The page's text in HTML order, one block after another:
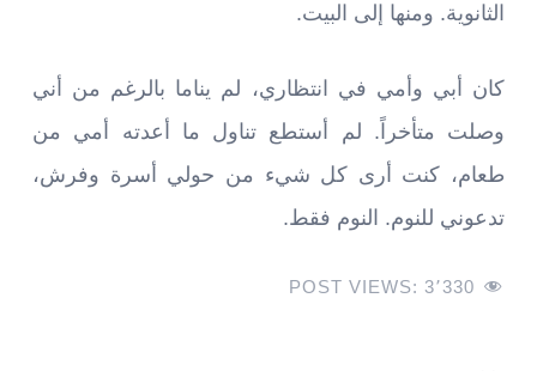
الثانوية. ومنها إلى البيت.
كان أبي وأمي في انتظاري، لم يناما بالرغم من أني
وصلت متأخراً. لم أستطع تناول ما أعدته أمي من
طعام، كنت أرى كل شيء من حولي أسرة وفرش،
تدعوني للنوم. النوم فقط.
POST VIEWS: 3٬330